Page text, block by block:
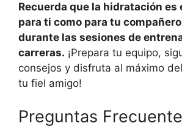
Recuerda que la hidratación
para ti como para tu
durante las sesiones de
carreras. ¡Prepara tu equipo,
consejos y disfruta al máximo
tu fiel amigo!
Preguntas